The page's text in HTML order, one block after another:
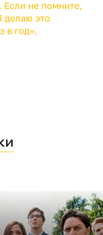
Если не помните,
делаю это
в год».